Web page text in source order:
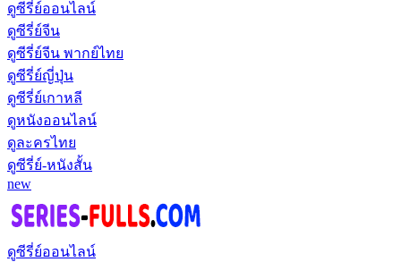
ดูซีรี่ย์ออนไลน์
ดูซีรี่ย์จีน
ดูซีรี่ย์จีน พากย์ไทย
ดูซีรี่ย์ญี่ปุ่น
ดูซีรี่ย์เกาหลี
ดูหนังออนไลน์
ดูละครไทย
ดูซีรี่ย์-หนังสั้น
new
ดูซีรี่ย์ออนไลน์